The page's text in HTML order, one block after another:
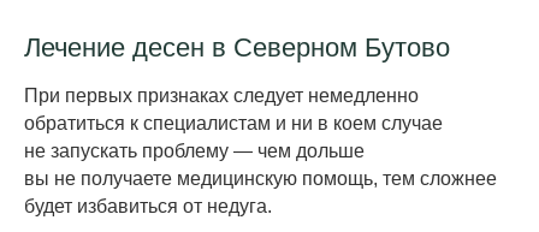
Лечение десен в Севе рном Бутово
При первых признаках сле дует немедленно
обратиться к специалистам и ни в коем случае
не запускать проблему — чем дольше
вы не получаете медицинскую помощь, тем сложнее
будет избавиться от недуга.